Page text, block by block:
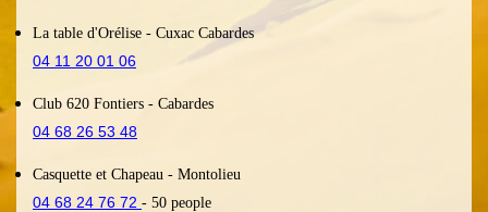
La table d'Orélise - Cuxac Cabardes
04 11 20 01 06
Club 620 Fontiers - Cabardes
04 68 26 53 48
Casquette et Chapeau - Montolieu
04 68 24 76 72 - 50 people